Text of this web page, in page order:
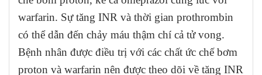
warfarin. Sự tăng INR và thời gian prothrombin
có thể dẫn đến chảy máu thậm chí cả tử vong.
Bệnh nhân được điều trị với các chất ức chế bơm
proton và warfarin nên được theo dõi về tăng INR